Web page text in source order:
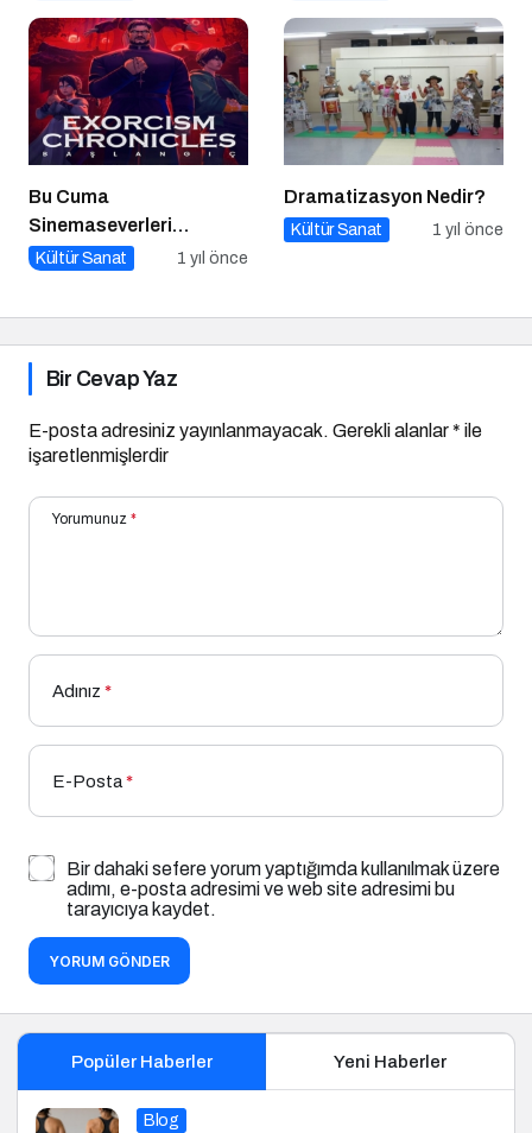
Bu Cuma
Sinemaseverleri
Bekleyen Yepyeni Filmler!
Kültür Sanat 1 yıl önce
Dramatizasyon Nedir?
Kültür Sanat 1 yıl önce
Bir Cevap Yaz
E-posta adresiniz yayınlanmayacak. Gerekli alanlar* ile
işaretlenmişlerdir
Yorumunuz *
Adınız *
E-Posta*
Bir dahaki sefere yorum yaptığımda kullanılmak üzere
adımı, e-posta adresimi ve web site adresimi bu
tarayıcıya kaydet.
YORUM GÖNDER
Popüler Haberler Yeni Haberler
Blog